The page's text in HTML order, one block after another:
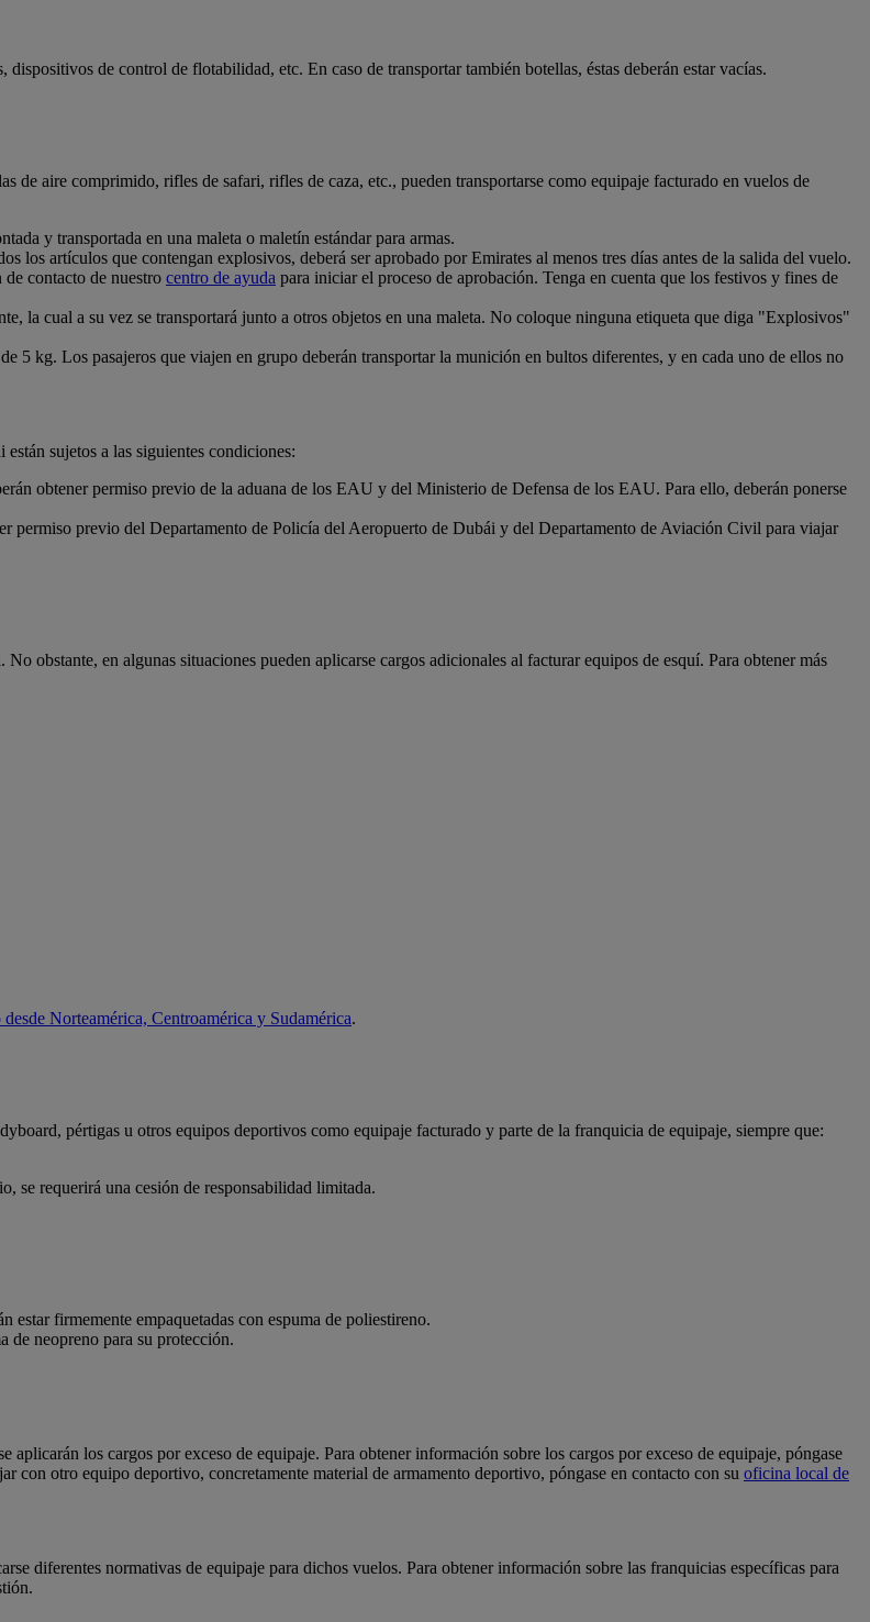
de control de flotabilidad, etc. En caso de transportar también botellas, éstas deberán estar vacías.
de aire comprimido, rifles de safari, rifles de caza, etc., pueden transportarse como equipaje facturado en vuelos de
y transportada en una maleta o maletín estándar para armas.
los artículos que contengan explosivos, deberá ser aprobado por Emirates al menos tres días antes de la salida del vuelo.
contacto de nuestro centro de ayuda para iniciar el proceso de aprobación. Tenga en cuenta que los festivos y fines de
la cual a su vez se transportará junto a otros objetos en una maleta. No coloque ninguna etiqueta que diga "Explosivos"
5 kg. Los pasajeros que viajen en grupo deberán transportar la munición en bultos diferentes, y en cada uno de ellos no
sujetos a las siguientes condiciones:
obtener permiso previo de la aduana de los EAU y del Ministerio de Defensa de los EAU. Para ello, deberán ponerse
permiso previo del Departamento de Policía del Aeropuerto de Dubái y del Departamento de Aviación Civil para viajar
obstante, en algunas situaciones pueden aplicarse cargos adicionales al facturar equipos de esquí. Para obtener más
Norteamérica, Centroamérica y Sudamérica.
pértigas u otros equipos deportivos como equipaje facturado y parte de la franquicia de equipaje, siempre que:
se requerirá una cesión de responsabilidad limitada.
estar firmemente empaquetadas con espuma de poliestireno.
de neopreno para su protección.
los cargos por exceso de equipaje. Para obtener información sobre los cargos por exceso de equipaje, póngase
con otro equipo deportivo, concretamente material de armamento deportivo, póngase en contacto con su oficina local de
diferentes normativas de equipaje para dichos vuelos. Para obtener información sobre las franquicias específicas para